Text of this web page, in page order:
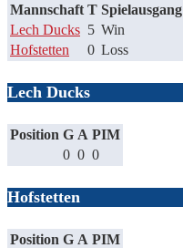
Mannschaft T Spielausgang
Lech Ducks 5 Win
Hofstetten
0 Loss
Lech Ducks
Position G A PIM
0 0 0
Hofstetten
Position G A PIM